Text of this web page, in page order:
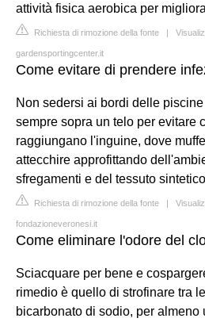
attività fisica aerobica per
Richiesta di rimozione della fonte |
gardensportingcenter.it
Come evitare di prendere
Non sedersi ai bordi delle
sempre sopra un telo per evitare
raggiungano l'inguine, dove
attecchire approfittando
sfregamenti e del tessuto
Richiesta di rimozione della fonte |
fondazioneveronesi.it
Come eliminare l'odore del
Sciacquare per bene e
rimedio è quello di strofinare tra
bicarbonato di sodio, per